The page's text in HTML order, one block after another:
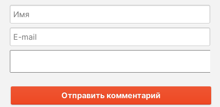
Отправить комментарий